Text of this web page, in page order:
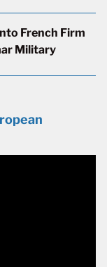
French Firm
Military